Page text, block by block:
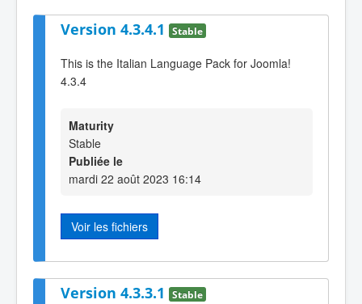
Version 4.3.4.1 Stable
This is the Italian Language Pack for Joomla!
4.3.4
Maturity
Stable
Publiée le
mardi 22 août 2023 16:14
Voir les fichiers
Version 4.3.3.1 Stable